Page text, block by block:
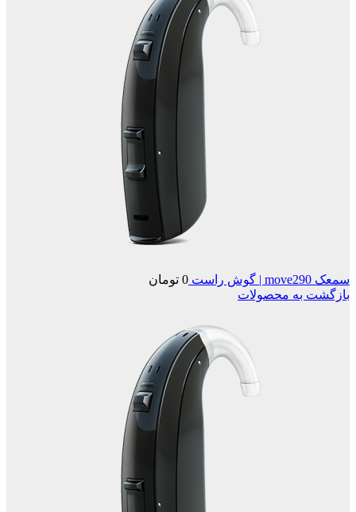
سمعک move290 | گوش راست 0 تومان
بازگشت به محصولات